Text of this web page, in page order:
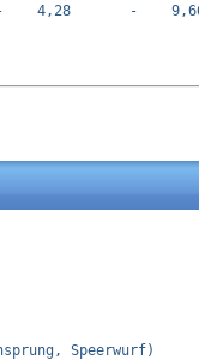
4,28       -
Speerwurf)